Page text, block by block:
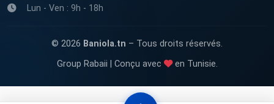
Lun - Ven : 9h - 18h
© 2026 Baniola.tn – Tous droits réservés.
Group Rabaii | Conçu avec
en Tunisie.